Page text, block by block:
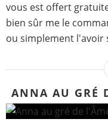
vous est offert
bien sûr me le
ou simplement l'avoir
ANNA AU GRÉ